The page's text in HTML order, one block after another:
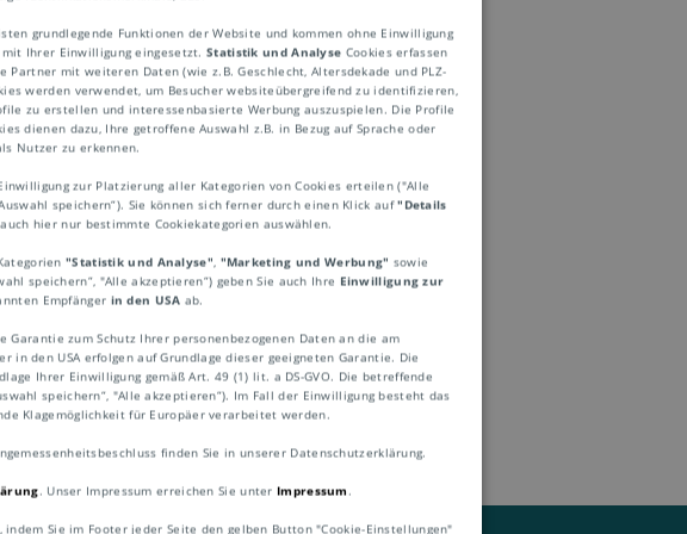
geliefert ohne Einfuhrzoll.
grundlegende Funktionen der Website und kommen ohne Einwilligung
mit Ihrer Einwilligung eingesetzt.Statistik und Analyse Cookies erfassen
mit weiteren Daten (wie z.B. Geschlecht, Altersdekade und PLZ-
werden verwendet, um Besucher websiteübergreifend zu identifizieren,
zu erstellen und interessenbasierte Werbung auszuspielen. Die Profile
dienen dazu, Ihre getroffene Auswahl z.B. in Bezug auf Sprache oder
Nutzer zu erkennen.
zur Platzierung aller Kategorien von Cookies erteilen ("Alle
speichern“). Sie können sich ferner durch einen Klick auf"Details
hier nur bestimmte Cookiekategorien auswählen.
"Statistik und Analyse", "Marketing und Werbung" sowie
speichern“, "Alle akzeptieren“) geben Sie auch Ihre Einwilligung zur
Empfänger in den USA ab.
zum Schutz Ihrer personenbezogenen Daten an die am
den USA erfolgen auf Grundlage dieser geeigneten Garantie. Die
Ihrer Einwilligung gemäß Art. 49 (1) lit. a DS-GVO. Die betreffende
speichern“, "Alle akzeptieren“). Im Fall der Einwilligung besteht das
Klagemöglichkeit für Europäer verarbeitet werden.
finden Sie in unserer Datenschutzerklärung.
. Unser Impressum erreichen Sie unterImpressum .
Sie im Footer jeder Seite den gelben Button "Cookie-Einstellungen"